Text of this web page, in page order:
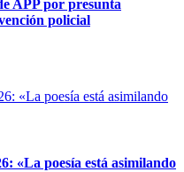
APP por presunta
policial
«La poesía está asimilando